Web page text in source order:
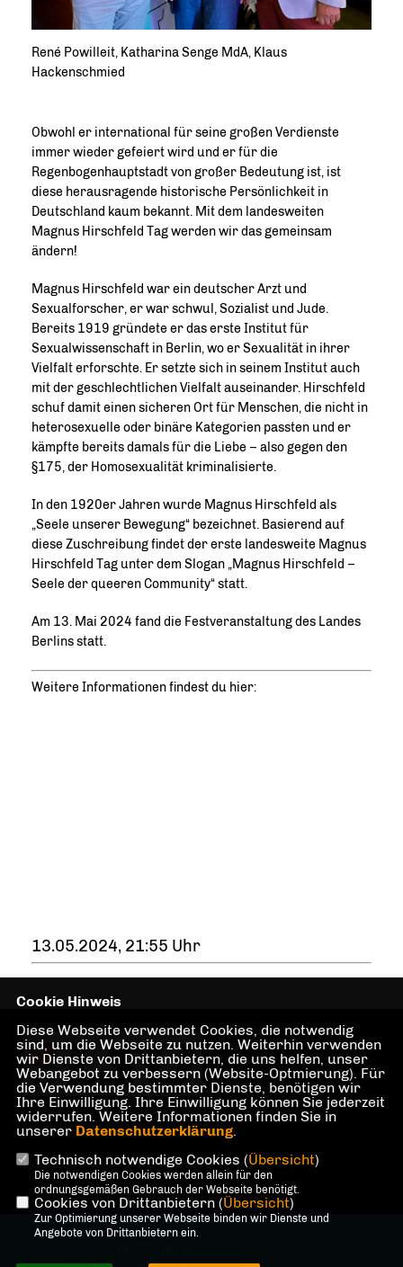
René Powilleit, Katharina Senge MdA, Klaus
Hackenschmied
Obwohl er international für seine großen Verdienste
immer wieder gefeiert wird und er für die
Regenbogenhauptstadt von großer Bedeutung ist, ist
diese herausragende historische Persönlichkeit in
Deutschland kaum bekannt. Mit dem landesweiten
Magnus Hirschfeld Tag werden wir das gemeinsam
ändern!
Magnus Hirschfeld war ein deutscher Arzt und
Sexualforscher, er war schwul, Sozialist und Jude.
Bereits 1919 gründete er das erste Institut für
Sexualwissenschaft in Berlin, wo er Sexualität in ihrer
Vielfalt erforschte. Er setzte sich in seinem Institut auch
mit der geschlechtlichen Vielfalt auseinander. Hirschfeld
schuf damit einen sicheren Ort für Menschen, die nicht in
heterosexuelle oder binäre Kategorien passten und er
kämpfte bereits damals für die Liebe – also gegen den
§175, der Homosexualität kriminalisierte.
In den 1920er Jahren wurde Magnus Hirschfeld als
Seele unserer Bewegung“ bezeichnet. Basierend auf
diese Zuschreibung findet der erste landesweite Magnus
Hirschfeld Tag unter dem Slogan „Magnus Hirschfeld –
Seele der queeren Community“ statt.
Am 13. Mai 2024 fand die Festveranstaltung des Landes
Berlins statt.
Weitere Informationen findest du hier:
13.05.2024, 21:55 Uhr
LSU Berlin -
Sonderorganisation der
CDU Berlin
IMPRESSUM DATENSCHUTZ KONTAKT
@2026 LSU Berlin
Cookie Hinweis
Diese Webseite verwendet Cookies, die notwendig
sind, um die Webseite zu nutzen. Weiterhin verwenden
wir Dienste von Drittanbietern, die uns helfen, unser
Webangebot zu verbessern (Website-Optmierung). Für
die Verwendung bestimmter Dienste, benötigen wir
Ihre Einwilligung. Ihre Einwilligung können Sie jederzeit
widerrufen. Weitere Informationen finden Sie in
unserer Datenschutzerklärung.
Technisch notwendige Cookies (Übersicht)
Die notwendigen Cookies werden allein für den
ordnungsgemäßen Gebrauch der Webseite benötigt.
Cookies von Drittanbietern (Übersicht)
Zur Optimierung unserer Webseite binden wir Dienste und
Angebote von Drittanbietern ein.